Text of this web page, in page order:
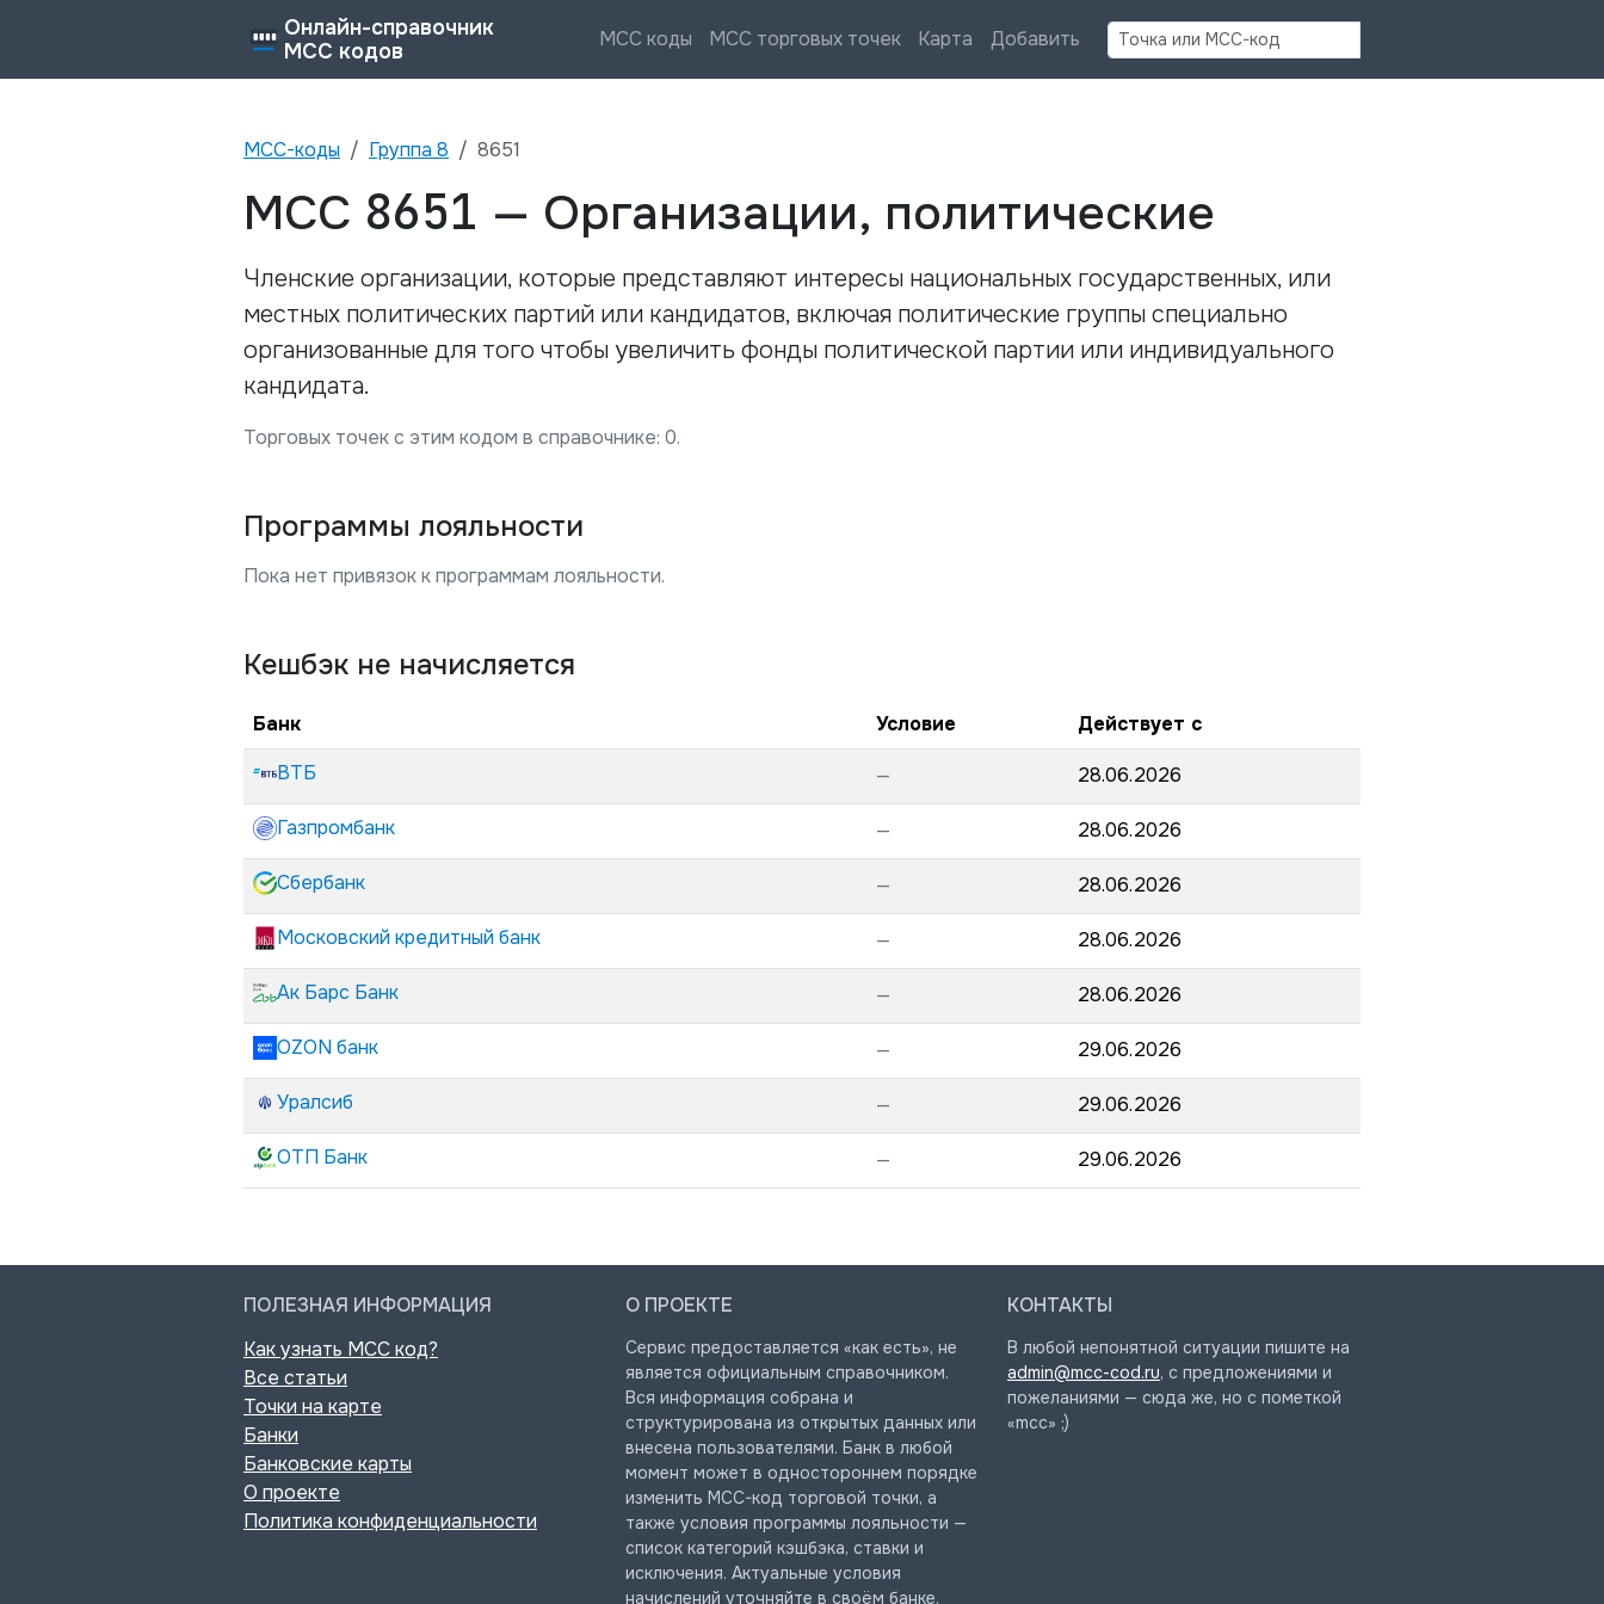
Онлайн-справочник
MCC кодов
MCC коды MCC торговых точек Карта Добавить Найти
MCC-коды Группа 8 8651
MCC 8651 — Организации, политические
Членские организации, которые представляют интересы национальных государственных, или
местных политических партий или кандидатов, включая политические группы специально
организованные для того чтобы увеличить фонды политической партии или индивидуального
кандидата.
Торговых точек с этим кодом в справочнике: 0.
Программы лояльности
Пока нет привязок к программам лояльности.
Кешбэк не начисляется
Банк Условие
Действует с
ВТБ
— 28.06.2026
Газпромбанк — 28.06.2026
Сбербанк — 28.06.2026
Московский кредитный банк — 28.06.2026
Ак Барс Банк — 28.06.2026
OZON банк — 29.06.2026
Уралсиб — 29.06.2026
ОТП Банк — 29.06.2026
ПОЛЕЗНАЯ ИНФОРМАЦИЯ
Как узнать MCC код?
Все статьи
Точки на карте
Банки
Банковские карты
О проекте
Политика конфиденциальности
О ПРОЕКТЕ
Сервис предоставляется «как есть», не
является официальным справочником.
Вся информация собрана и
структурирована из открытых данных или
внесена пользователями. Банк в любой
момент может в одностороннем порядке
изменить MCC-код торговой точки, а
также условия программы лояльности —
список категорий кэшбэка, ставки и
исключения. Актуальные условия
начислений уточняйте в своём банке.
КОНТАКТЫ
В любой непонятной ситуации пишите на
admin@mcc-cod.ru, с предложениями и
пожеланиями — сюда же, но с пометкой
«mcc» ;)